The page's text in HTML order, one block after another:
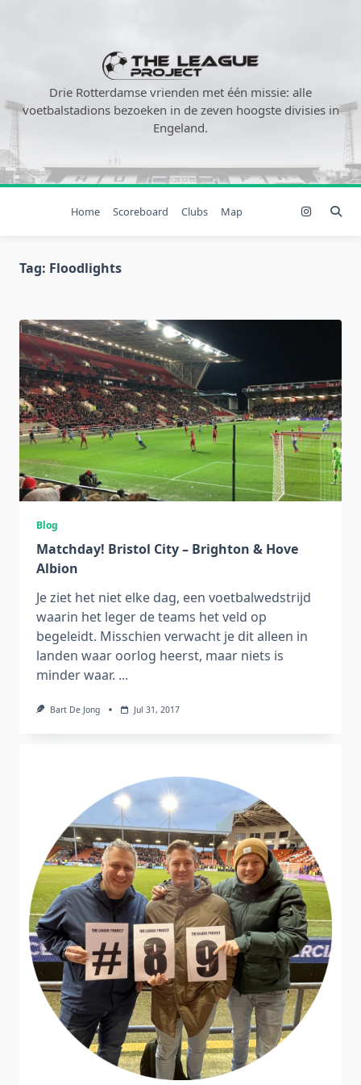
Drie Rotterdamse vrienden met één missie: alle
voetbalstadions bezoeken in de zeven hoogste divisies in
Engeland.
Home Scoreboard Clubs Map
Tag: Floodlights
Blog
Matchday! Bristol City – Brighton & Hove
Albion
Je ziet het niet elke dag, een voetbalwedstrijd
waarin het leger de teams het veld op
begeleidt. Misschien verwacht je dit alleen in
landen waar oorlog heerst, maar niets is
minder waar. ...
Bart De Jong Jul 31, 2017